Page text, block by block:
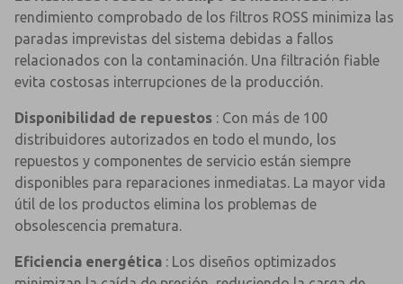
rendimiento comprobado de los filtros ROSS minimiza las
paradas imprevistas del sistema debidas a fallos
relacionados con la contaminación. Una filtración fiable
evita costosas interrupciones de la producción.
Disponibilidad de repuestos : Con más de 100
distribuidores autorizados en todo el mundo, los
repuestos y componentes de servicio están siempre
disponibles para reparaciones inmediatas. La mayor vida
útil de los productos elimina los problemas de
obsolescencia prematura.
Eficiencia energética : Los diseños optimizados